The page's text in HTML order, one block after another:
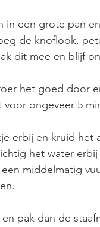
in een grote pan
de knoflook,
dit mee en blijf
het goed door
ongeveer 5
erbij en kruid
het water
middelmatig
pak dan de